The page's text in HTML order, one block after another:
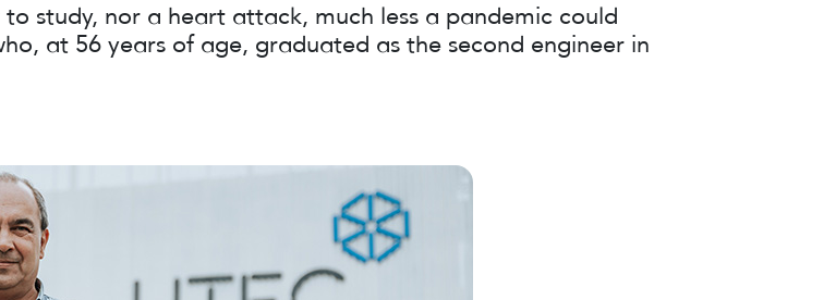
study, nor a heart attack, much less a pandemic could
at 56 years of age, graduated as the second engineer in